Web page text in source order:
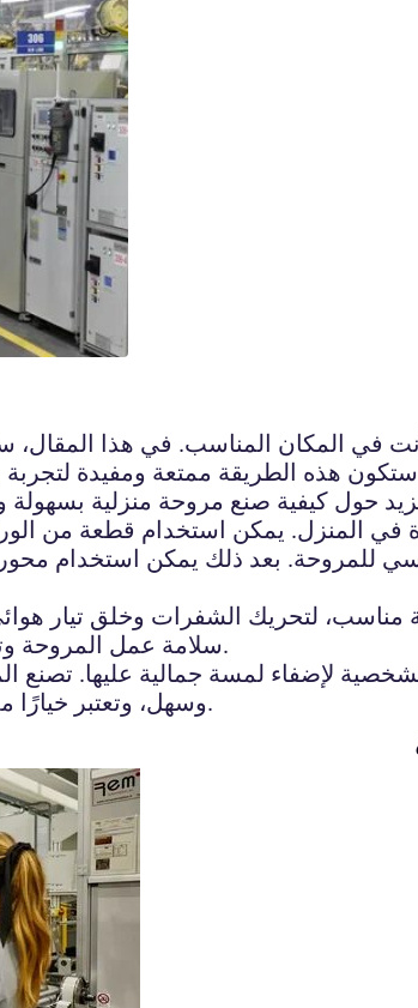
في المكان المناسب. في هذا
هذه الطريقة ممتعة ومفيدة لتجربة
حول كيفية صنع مروحة منزلية
المنزل. يمكن استخدام قطعة من
للمروحة. بعد ذلك يمكن استخدام
لتحريك الشفرات وخلق تيار
سلامة عمل المروحة وتركيب الأجزاء بشكل صحيح لتجنب أي حوادث.
لإضفاء لمسة جمالية عليها. تصنع
وسهل، وتعتبر خيارًا ممتعًا لتجربة صناعة الأشياء بنفسك في المنزل.